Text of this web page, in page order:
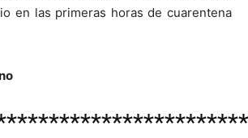
en las primeras horas de cuarentena